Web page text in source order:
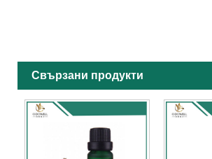
Свързани продукти